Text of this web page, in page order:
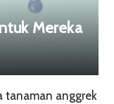
Mereka
tanaman anggrek